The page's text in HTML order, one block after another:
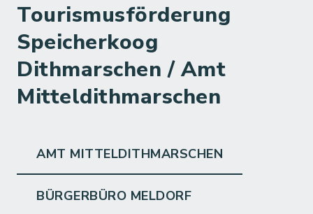
Tourismusförderung
Speicherkoog
Dithmarschen / Amt
Mitteldithmarschen
AMT MITTELDITHMARSCHEN
BÜRGERBÜRO MELDORF